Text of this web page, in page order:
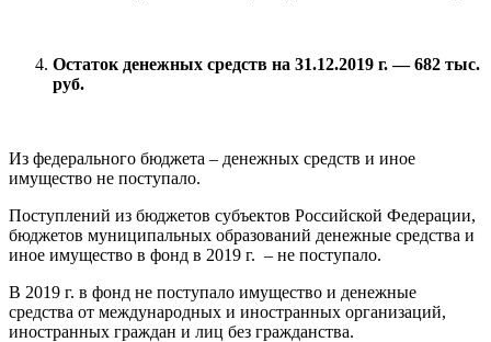
Остаток денежных средств на 31.12.2019 г. — 682 тыс.
руб.
Из федерального бюджета – денежных средств и иное
имущество не поступало.
Поступлений из бюджетов субъектов Российской Федерации,
бюджетов муниципальных образований денежные средства и
иное имущество в фонд в 2019 г. – не поступало.
В 2019 г. в фонд не поступало имущество и денежные
средства от международных и иностранных организаций,
иностранных граждан и лиц без гражданства.